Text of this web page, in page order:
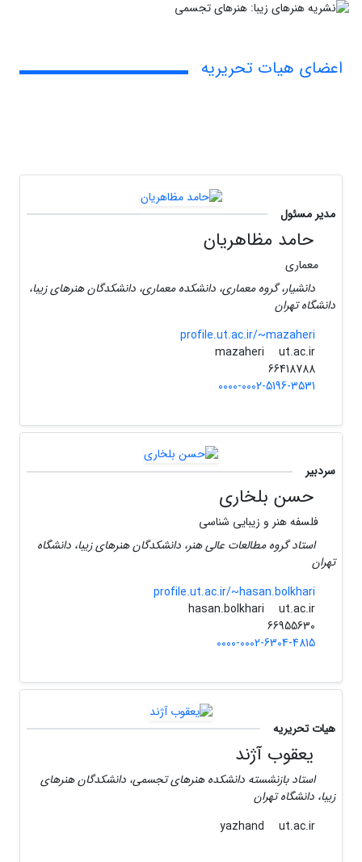
اعضای هیات تحریریه
مدیر مسئول
حامد مظاهریان
معماری
دانشیار، گروه معماری، دانشکده معماری، دانشکدگان هنرهای زیبا،
دانشگاه تهران
profile.ut.ac.ir/~mazaheri
mazaheri
ut.ac.ir
66418788
0000-0002-5196-3531
سردبیر
حسن بلخاری
فلسفه هنر و زیبایی شناسی
استاد گروه مطالعات عالی هنر، دانشکدگان هنرهای زیبا، دانشگاه
تهران
profile.ut.ac.ir/~hasan.bolkhari
hasan.bolkhari
ut.ac.ir
0000-0002-6304-4815
هیات تحریریه
یعقوب آژند
استاد بازنشسته دانشکده هنرهای تجسمی، دانشکدگان هنرهای
زیبا، دانشگاه تهران
yazhand
ut.ac.ir